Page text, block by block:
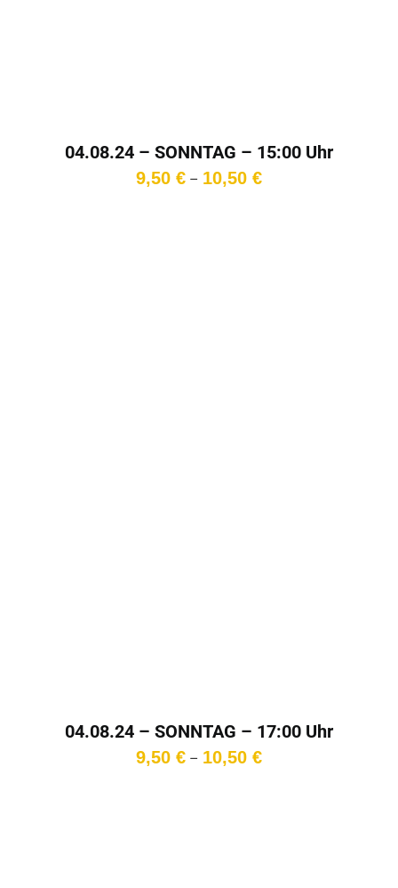
04.08.24 – SONNTAG – 15:00 Uhr
9,50 € – 10,50 €Preisspanne:
04.08.24 – SONNTAG – 17:00 Uhr
9,50 € – 10,50 €Preisspanne: